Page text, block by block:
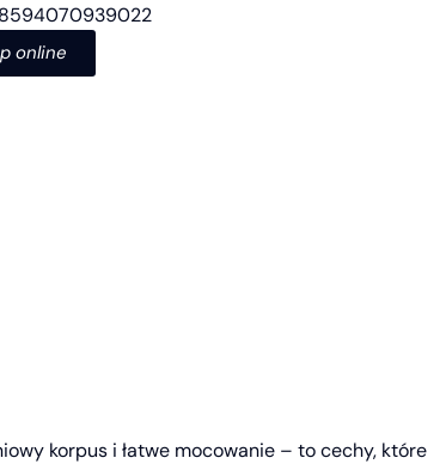
8594070939022
online
korpus i łatwe mocowanie – to cechy, które